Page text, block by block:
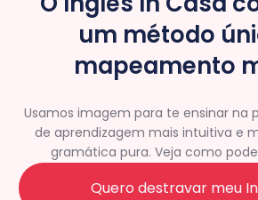
um método
mapeamento
Usamos imagem para te ensinar na
de aprendizagem mais intuitiva e
gramática pura. Veja como
Quero destravar meu